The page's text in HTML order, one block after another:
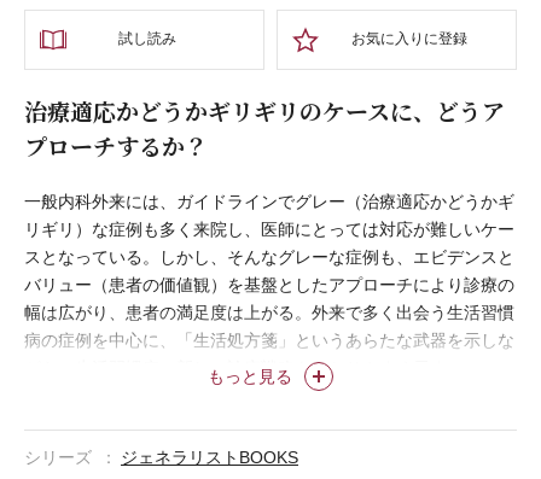
試し読み お気に入りに登録
治療適応かどうかギリギリのケースに、どうア
プローチするか？
もっと見る
一般内科外来には、ガイドラインでグレー（治療適応かどうかギ
リギリ）な症例も多く来院し、医師にとっては対応が難しいケー
スとなっている。しかし、そんなグレーな症例も、エビデンスと
バリュー（患者の価値観）を基盤としたアプローチにより診療の
幅は広がり、患者の満足度は上がる。外来で多く出会う生活習慣
病の症例を中心に、「生活処方箋」というあらたな武器を示しな
がら、生活習慣病の新しい診療戦略をわかりやすく示す。
シリーズ ジェネラリストBOOKS